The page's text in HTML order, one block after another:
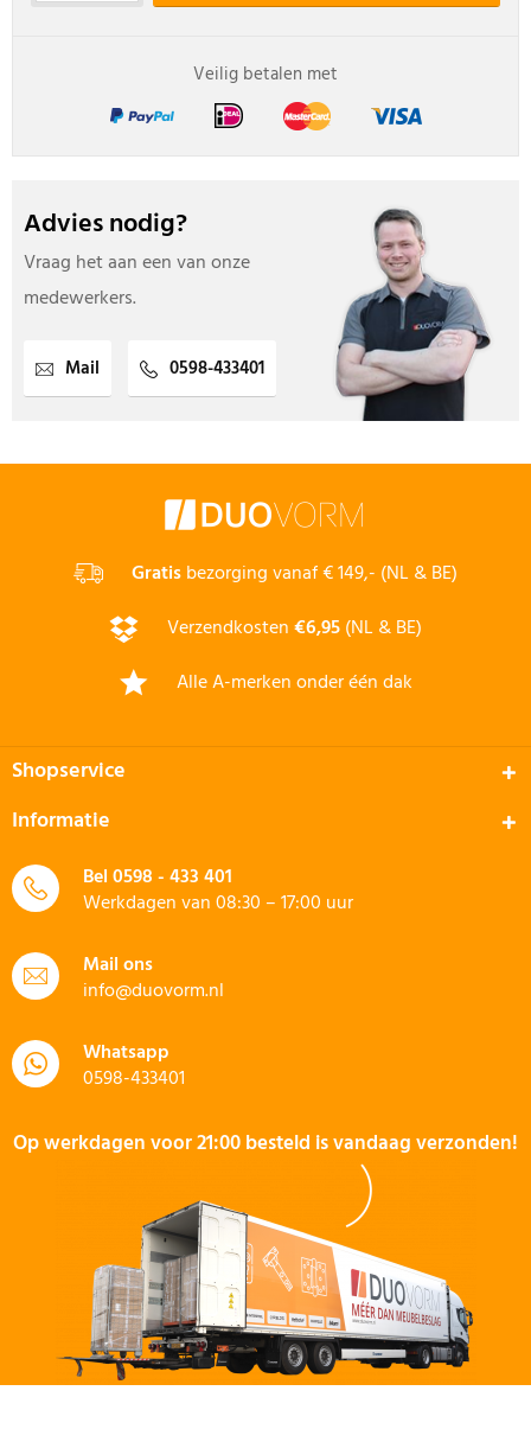
Veilig betalen met
Advies nodig?
Vraag het aan een van onze
medewerkers.
Mail 0598-433401
Gratisbezorging vanaf € 149,- (NL & BE)
Verzendkosten€6,95(NL & BE)
Alle A-merken onder één dak
Shopservice
Informatie
Bel0598 - 433 401
Werkdagen van 08:30 – 17:00 uur
Mail ons
info@duovorm.nl
Whatsapp
0598-433401
Op werkdagen voor 21:00 besteld is vandaag verzonden!